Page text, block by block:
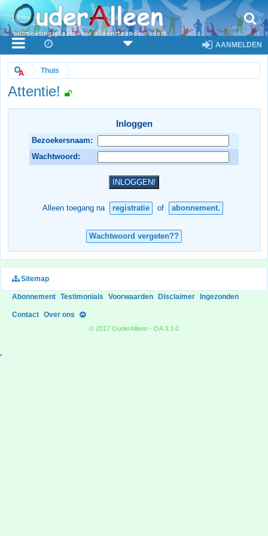
AANMELDEN
Thuis
Attentie!
Inloggen
Bezoekersnaam:
Wachtwoord:
Alleen toegang na registratie of abonnement.
Wachtwoord vergeten??
Sitemap
Abonnement Testimonials Voorwaarden Disclaimer Ingezonden
Contact Over ons
© 2017 OuderAlleen - OA 3.3.0